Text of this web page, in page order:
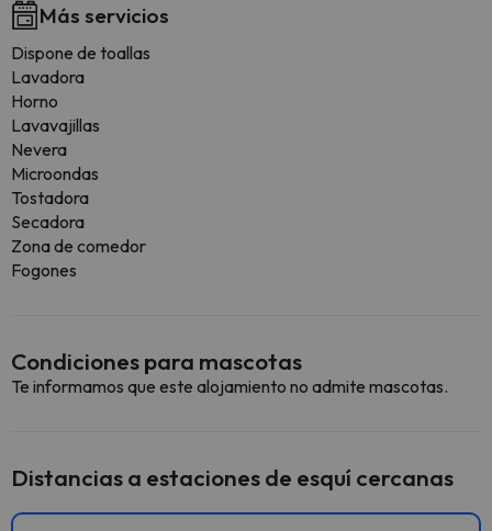
Más servicios
Dispone de toallas
Lavadora
Horno
Lavavajillas
Nevera
Microondas
Tostadora
Secadora
Zona de comedor
Fogones
Condiciones para mascotas
Te informamos que este alojamiento no admite mascotas.
Distancias a estaciones de esquí cercanas